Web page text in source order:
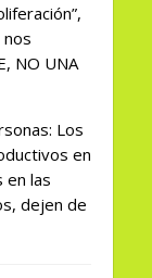
nos
NO UNA
Los
en
en las
dejen de